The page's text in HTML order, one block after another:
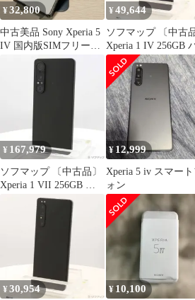
¥32,800
中古美品 Sony Xperia 5
IV 国内版SIMフリー本
¥49,644
ソフマップ 〔中古品
Xperia 1 IV 256GB
プル SO-51C docomo
SIMフリー【258】
¥ 167,979
ソフマップ 〔中古品〕
Xperia 1 VII 256GB ス
レートブラック XQ-
FS44B1JPCX0 SIMフリ
ー【368】
¥ 12,999
Xperia 5 iv スマート
ォン
¥30,954 ¥ 10,100